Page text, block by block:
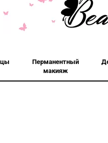
Перманентный
макияж